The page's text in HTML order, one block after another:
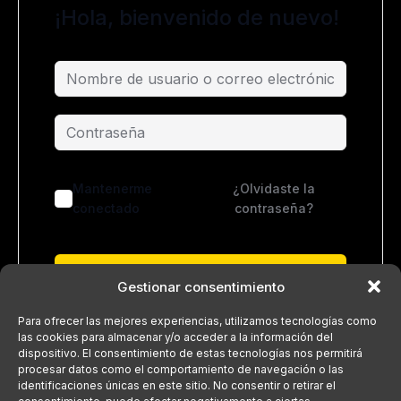
Gestionar consentimiento
Para ofrecer las mejores experiencias, utilizamos tecnologías como
las cookies para almacenar y/o acceder a la información del
dispositivo. El consentimiento de estas tecnologías nos permitirá
procesar datos como el comportamiento de navegación o las
identificaciones únicas en este sitio. No consentir o retirar el
¡Hola, bienvenido de nuevo!
Mantenerme
conectado
¿Olvidaste la
contraseña?
¿No tienes una cuenta?Regístrate ahora